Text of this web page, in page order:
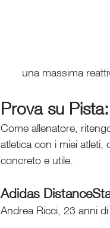
una massima
Prova su
Come allenatore,
atletica con i miei atleti,
concreto e utile.
Adidas
Andrea Ricci, 23 anni